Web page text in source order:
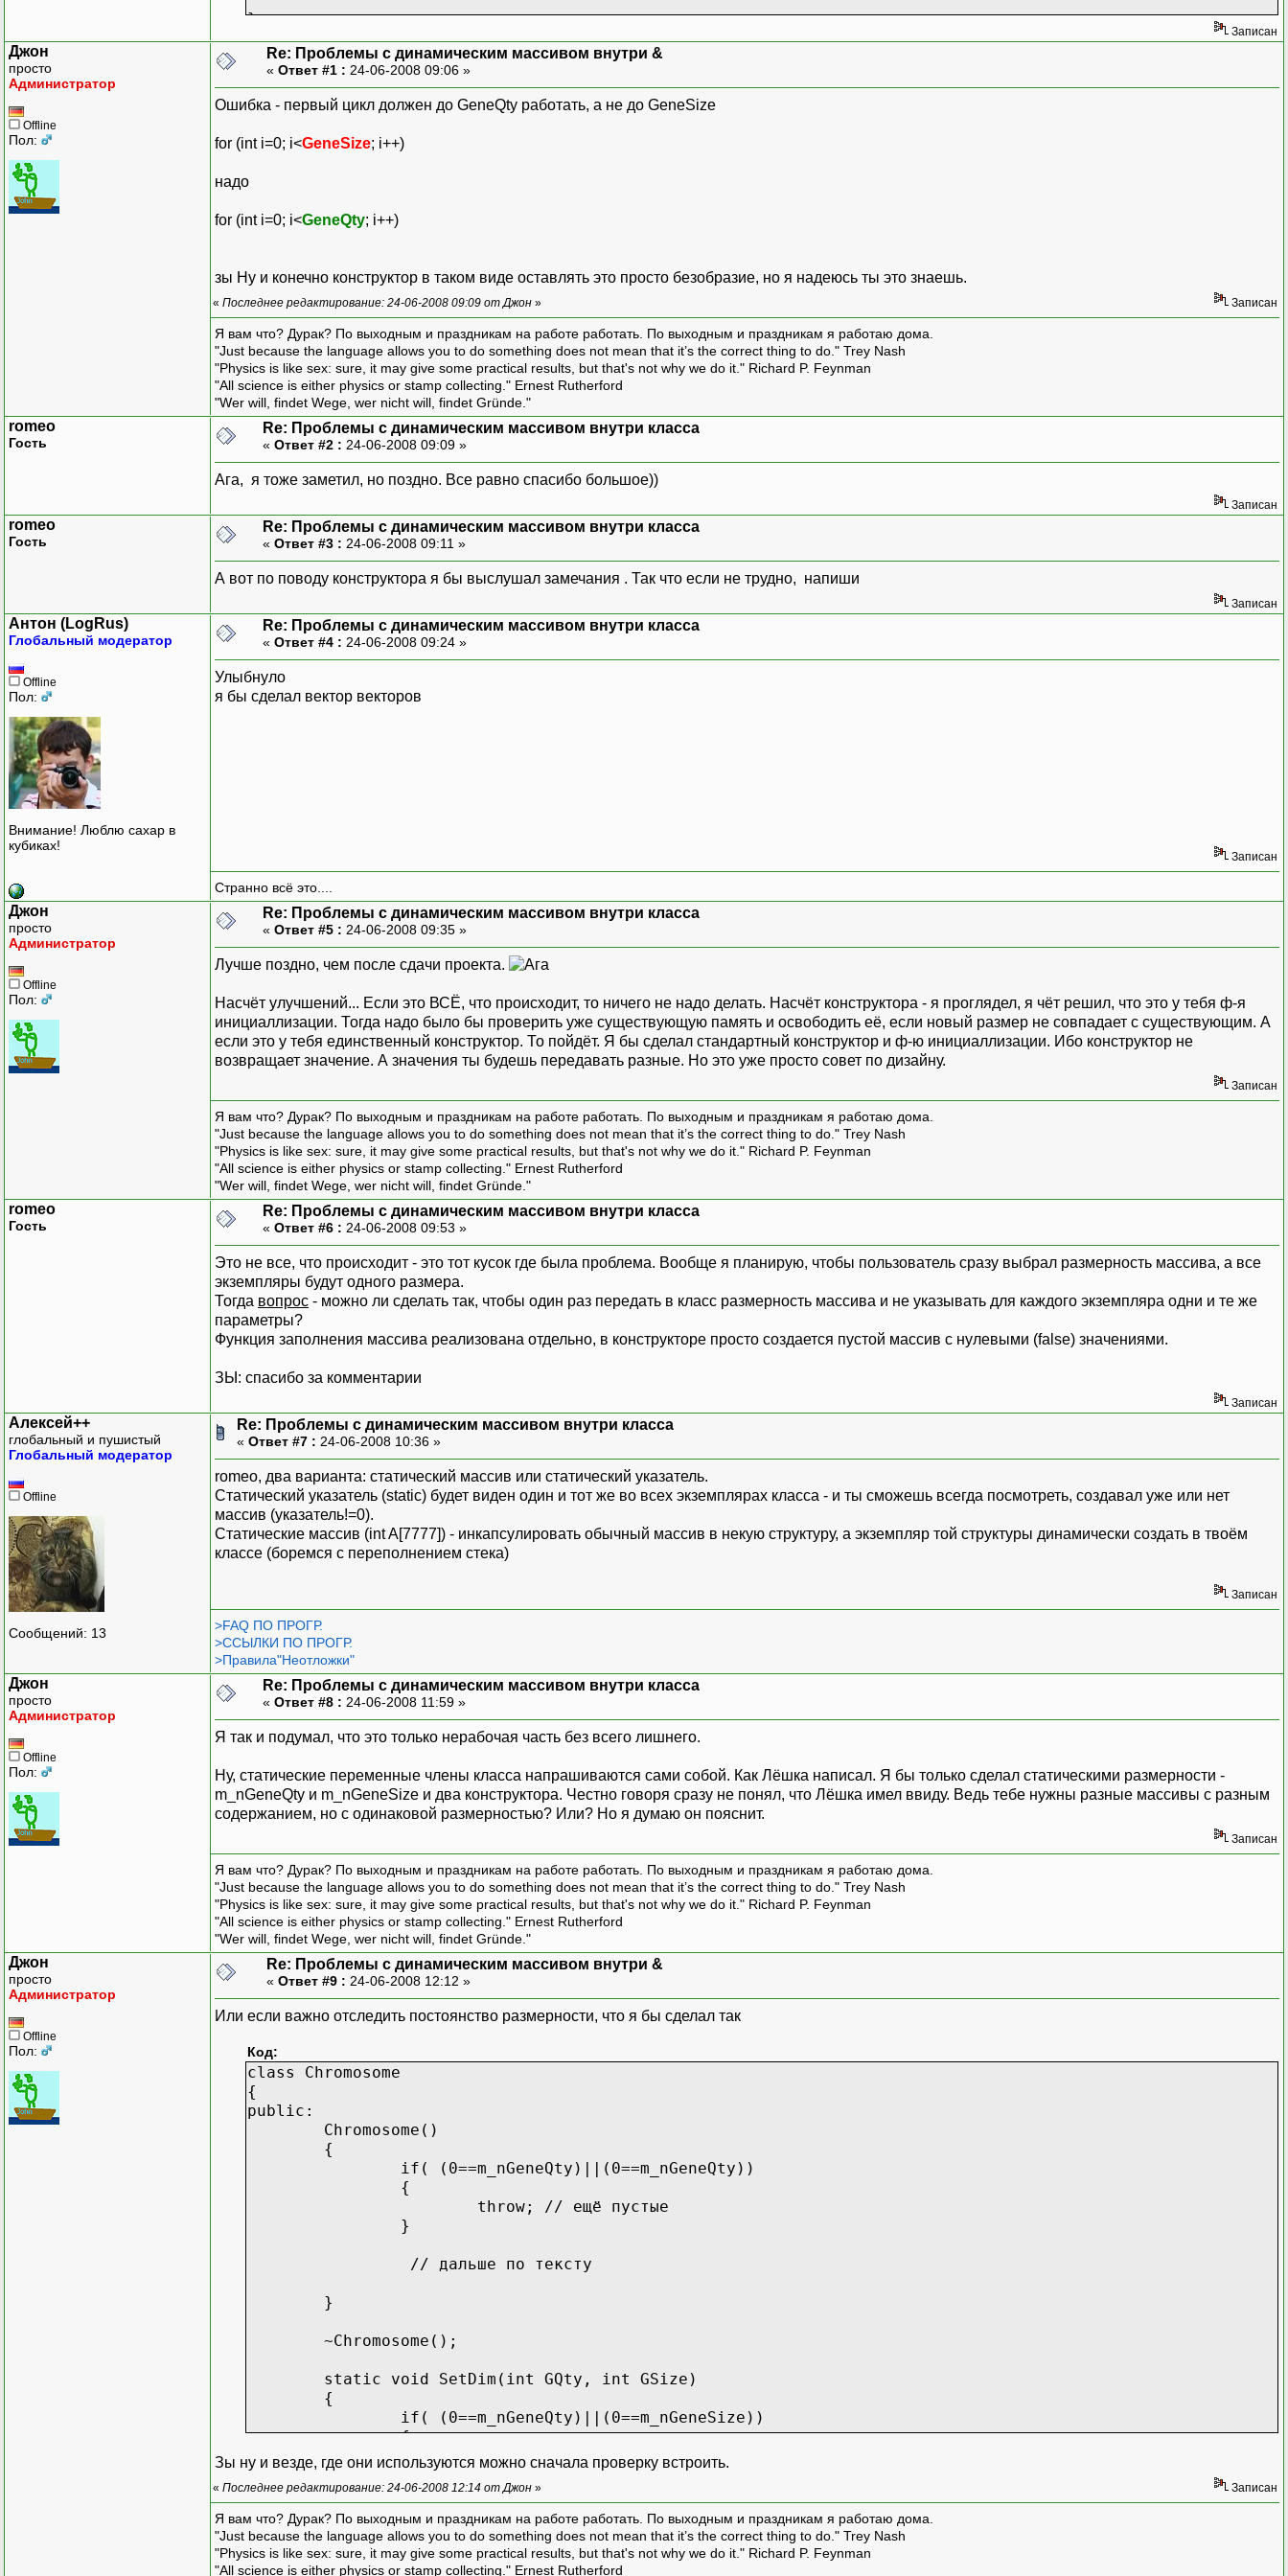
};
Chromosome::Chromosome (int GQty, int GSize)//создание пустой хромосомы, как массива генов
{
GeneQty = GQty; GeneSize = GSize;
Chromos = new bool* [GeneQty];
for (int i=0; i<GeneSize; i++)
for (int l=0; l<GeneQty; l++)
Chromos[l][j]= false;
};
Chromosome::~Chromosome()
{
for(int i=0; i<GeneQty; i++)
delete [] Chromos[i];
delete [] Chromos;
}
void Chromosome::ShowChrom()
for (int i=0; i<GeneQty; i++)
for (int j=0; j<GeneSize; j++) cout<<Chromos[i][j];
cout<<" ";
}
};
void main()
Записан
Джон
просто
Администратор
Offline
Пол:
Re: Проблемы с динамическим массивом внутри &
« Ответ #1 : 24-06-2008 09:06 »
Ошибка - первый цикл должен до GeneQty работать, а не до GeneSize
for (int i=0; i<GeneSize; i++)
надо
for (int i=0; i<GeneQty; i++)
зы Ну и конечно конструктор в таком виде оставлять это просто безобразие, но я надеюсь ты это знаешь.
« Последнее редактирование: 24-06-2008 09:09 от Джон » Записан
Я вам что? Дурак? По выходным и праздникам на работе работать. По выходным и праздникам я работаю дома.
"Just because the language allows you to do something does not mean that it’s the correct thing to do." Trey Nash
"Physics is like sex: sure, it may give some practical results, but that's not why we do it." Richard P. Feynman
"All science is either physics or stamp collecting." Ernest Rutherford
"Wer will, findet Wege, wer nicht will, findet Gründe."
romeo
Гость
Re: Проблемы с динамическим массивом внутри класса
« Ответ #2 : 24-06-2008 09:09 »
Ага, я тоже заметил, но поздно. Все равно спасибо большое))
Записан
romeo
Гость
Re: Проблемы с динамическим массивом внутри класса
« Ответ #3 : 24-06-2008 09:11 »
А вот по поводу конструктора я бы выслушал замечания . Так что если не трудно, напиши
Записан
Антон (LogRus)
Глобальный модератор
Offline
Пол:
Внимание! Люблю сахар в
кубиках!
Re: Проблемы с динамическим массивом внутри класса
« Ответ #4 : 24-06-2008 09:24 »
Улыбнуло
я бы сделал вектор векторов
Записан
Странно всё это....
Джон
просто
Администратор
Offline
Пол:
Re: Проблемы с динамическим массивом внутри класса
« Ответ #5 : 24-06-2008 09:35 »
Лучше поздно, чем после сдачи проекта.
Насчёт улучшений... Если это ВСЁ, что происходит, то ничего не надо делать. Насчёт конструктора - я проглядел, я чёт решил, что это у тебя ф-я
инициаллизации. Тогда надо было бы проверить уже существующую память и освободить её, если новый размер не совпадает с существующим. А
если это у тебя единственный конструктор. То пойдёт. Я бы сделал стандартный конструктор и ф-ю инициаллизации. Ибо конструктор не
возвращает значение. А значения ты будешь передавать разные. Но это уже просто совет по дизайну.
Записан
Я вам что? Дурак? По выходным и праздникам на работе работать. По выходным и праздникам я работаю дома.
"Just because the language allows you to do something does not mean that it’s the correct thing to do." Trey Nash
"Physics is like sex: sure, it may give some practical results, but that's not why we do it." Richard P. Feynman
"All science is either physics or stamp collecting." Ernest Rutherford
"Wer will, findet Wege, wer nicht will, findet Gründe."
romeo
Гость
Re: Проблемы с динамическим массивом внутри класса
« Ответ #6 : 24-06-2008 09:53 »
Это не все, что происходит - это тот кусок где была проблема. Вообще я планирую, чтобы пользователь сразу выбрал размерность массива, а все
экземпляры будут одного размера.
Тогда вопрос - можно ли сделать так, чтобы один раз передать в класс размерность массива и не указывать для каждого экземпляра одни и те же
параметры?
Функция заполнения массива реализована отдельно, в конструкторе просто создается пустой массив с нулевыми (false) значениями.
ЗЫ: спасибо за комментарии
Записан
Алексей++
глобальный и пушистый
Глобальный модератор
Offline
Сообщений: 13
Re: Проблемы с динамическим массивом внутри класса
« Ответ #7 : 24-06-2008 10:36 »
romeo, два варианта: статический массив или статический указатель.
Статический указатель (static) будет виден один и тот же во всех экземплярах класса - и ты сможешь всегда посмотреть, создавал уже или нет
массив (указатель!=0).
Статические массив (int A[7777]) - инкапсулировать обычный массив в некую структуру, а экземпляр той структуры динамически создать в твоём
классе (боремся с переполнением стека)
Записан
>FAQ ПО ПРОГР.
>ССЫЛКИ ПО ПРОГР.
>Правила"Неотложки"
Джон
просто
Администратор
Offline
Пол:
Re: Проблемы с динамическим массивом внутри класса
« Ответ #8 : 24-06-2008 11:59 »
Я так и подумал, что это только нерабочая часть без всего лишнего.
Ну, статические переменные члены класса напрашиваются сами собой. Как Лёшка написал. Я бы только сделал статическими размерности -
m_nGeneQty и m_nGeneSize и два конструктора. Честно говоря сразу не понял, что Лёшка имел ввиду. Ведь тебе нужны разные массивы с разным
содержанием, но с одинаковой размерностью? Или? Но я думаю он пояснит.
Записан
Я вам что? Дурак? По выходным и праздникам на работе работать. По выходным и праздникам я работаю дома.
"Just because the language allows you to do something does not mean that it’s the correct thing to do." Trey Nash
"Physics is like sex: sure, it may give some practical results, but that's not why we do it." Richard P. Feynman
"All science is either physics or stamp collecting." Ernest Rutherford
"Wer will, findet Wege, wer nicht will, findet Gründe."
Джон
просто
Администратор
Offline
Пол:
Re: Проблемы с динамическим массивом внутри &
« Ответ #9 : 24-06-2008 12:12 »
Или если важно отследить постоянство размерности, что я бы сделал так
Код:
class Chromosome
{
public:
Chromosome()
{
if( (0==m_nGeneQty)||(0==m_nGeneQty))
{
throw; // ещё пустые
}
// дальше по тексту
}
~Chromosome();
static void SetDim(int GQty, int GSize)
{
if( (0==m_nGeneQty)||(0==m_nGeneSize))
{
m_nGeneQty = GQty;
m_nGeneSize = GSize;
}
else
{
throw; // уже проинициаллизированы
}
Зы ну и везде, где они используются можно сначала проверку встроить.
« Последнее редактирование: 24-06-2008 12:14 от Джон » Записан
Я вам что? Дурак? По выходным и праздникам на работе работать. По выходным и праздникам я работаю дома.
"Just because the language allows you to do something does not mean that it’s the correct thing to do." Trey Nash
"Physics is like sex: sure, it may give some practical results, but that's not why we do it." Richard P. Feynman
"All science is either physics or stamp collecting." Ernest Rutherford